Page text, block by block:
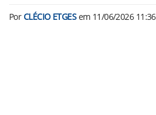
PorCLÉCIO ETGESem 11/06/2026 11:36